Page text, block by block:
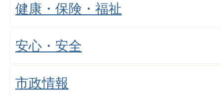
健康・保険・福祉
安心・安全
市政情報